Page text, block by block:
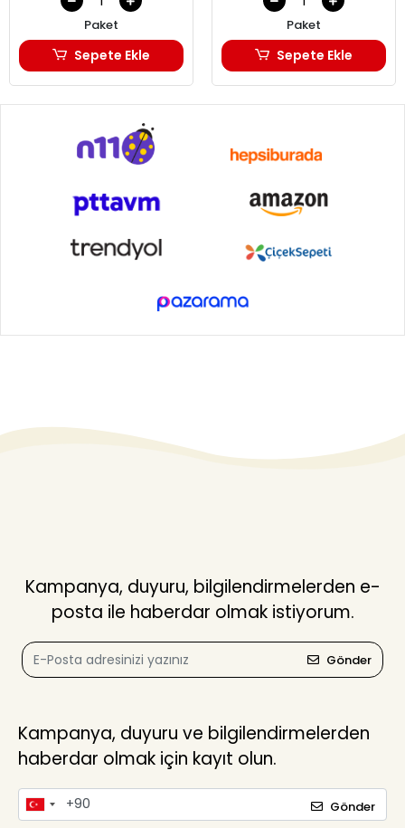
Paket
Sepete Ekle
Paket
Sepete Ekle
Kampanya, duyuru, bilgilendirmelerden e-
posta ile haberdar olmak istiyorum.
Gönder
Kampanya, duyuru ve bilgilendirmelerden
haberdar olmak için kayıt olun.
Gönder